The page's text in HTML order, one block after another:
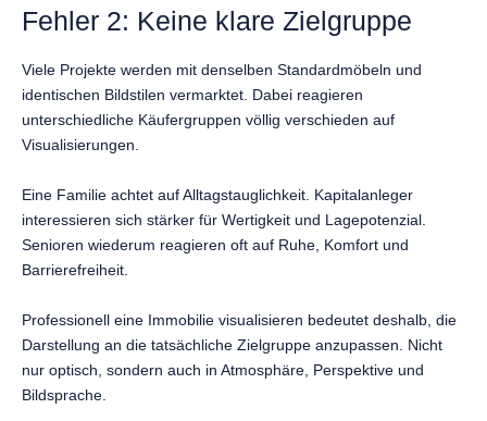
Fehler 2: Keine klare Zielgruppe
Viele Projekte werden mit denselben Standardmöbeln und
identischen Bildstilen vermarktet. Dabei reagieren
unterschiedliche Käufergruppen völlig verschieden auf
Visualisierungen.
Eine Familie achtet auf Alltagstauglichkeit. Kapitalanleger
interessieren sich stärker für Wertigkeit und Lagepotenzial.
Senioren wiederum reagieren oft auf Ruhe, Komfort und
Barrierefreiheit.
Professionell eine Immobilie visualisieren bedeutet deshalb, die
Darstellung an die tatsächliche Zielgruppe anzupassen. Nicht
nur optisch, sondern auch in Atmosphäre, Perspektive und
Bildsprache.